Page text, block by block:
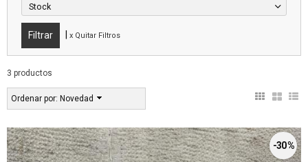
Stock
x Quitar Filtros
3 productos
Ordenar por: Novedad
-30 %